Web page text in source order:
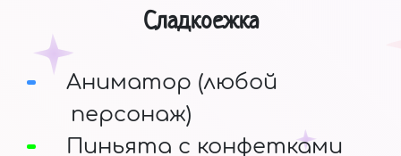
Сладкоежка
Аниматор (любой
персонаж)
Пиньята с конфетками